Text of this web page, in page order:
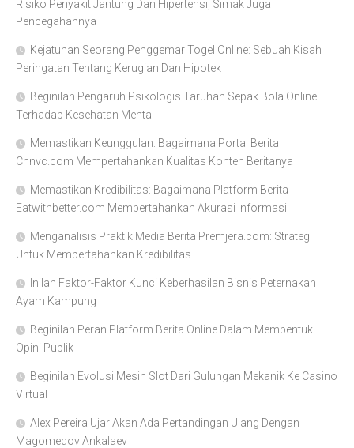
Risiko Penyakit Jantung Dan Hipertensi, Simak Juga
Pencegahannya
Kejatuhan Seorang Penggemar Togel Online: Sebuah Kisah
Peringatan Tentang Kerugian Dan Hipotek
Beginilah Pengaruh Psikologis Taruhan Sepak Bola Online
Terhadap Kesehatan Mental
Memastikan Keunggulan: Bagaimana Portal Berita
Chnvc.com Mempertahankan Kualitas Konten Beritanya
Memastikan Kredibilitas: Bagaimana Platform Berita
Eatwithbetter.com Mempertahankan Akurasi Informasi
Menganalisis Praktik Media Berita Premjera.com: Strategi
Untuk Mempertahankan Kredibilitas
Inilah Faktor-Faktor Kunci Keberhasilan Bisnis Peternakan
Ayam Kampung
Beginilah Peran Platform Berita Online Dalam Membentuk
Opini Publik
Beginilah Evolusi Mesin Slot Dari Gulungan Mekanik Ke Casino
Virtual
Alex Pereira Ujar Akan Ada Pertandingan Ulang Dengan
Magomedov Ankalaev